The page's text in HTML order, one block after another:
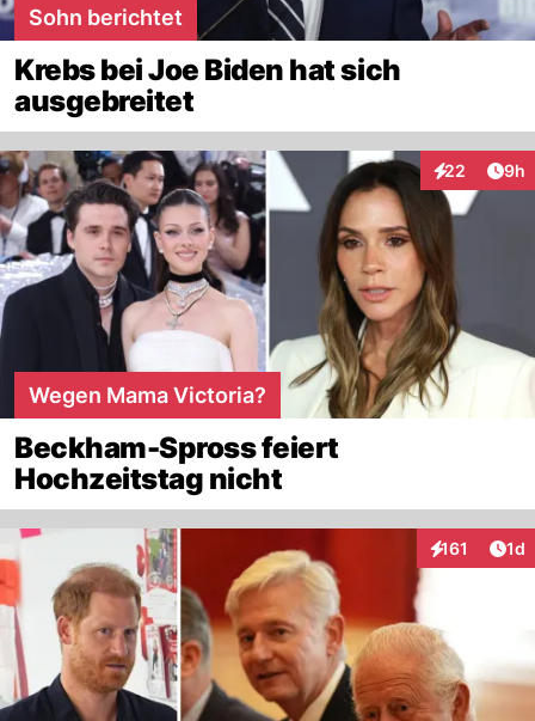
Sohn berichtet
Krebs bei Joe Biden hat sich
ausgebreitet
22
Interaktionen
9h
Wegen Mama Victoria?
Beckham-Spross feiert
Hochzeitstag nicht
161
Interaktionen
1d